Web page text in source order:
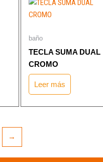
baño
TECLA SUMA DUAL
CROMO
Leer más
→